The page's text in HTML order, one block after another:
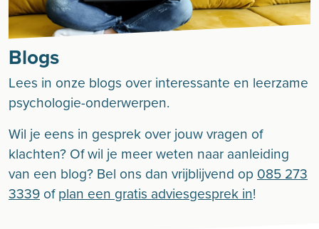
Blogs
Lees in onze blogs over interessante en leerzame
psychologie-onderwerpen.
Wil je eens in gesprek over jouw vragen of
klachten? Of wil je meer weten naar aanleiding
van een blog? Bel ons dan vrijblijvend op 085 273
3339 ofplan een gratis adviesgesprek in!